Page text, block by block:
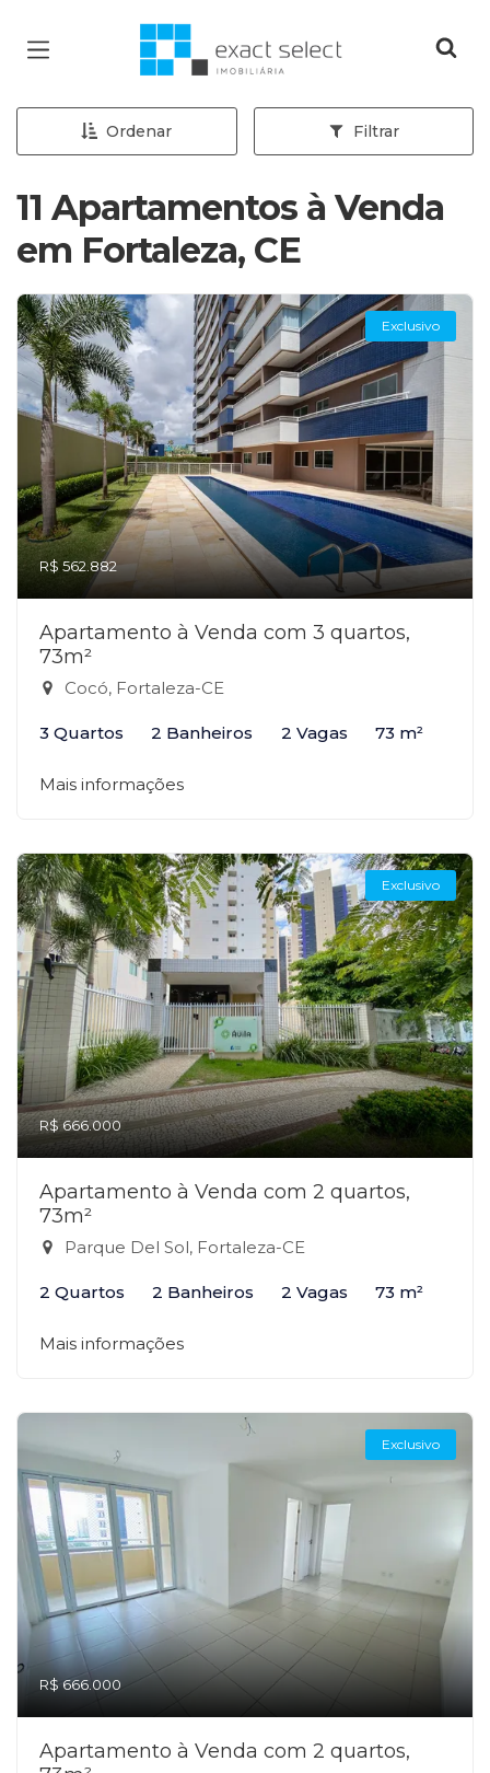
Página inicial
Ordenar Filtrar
11 Apartamentos à Venda
em Fortaleza, CE
Exclusivo
R$ 562.882
Apartamento à Venda com 3 quartos,
73m²
Cocó, Fortaleza-CE
3 Quartos 2 Banheiros 2 Vagas 73 m²
Mais informações
Exclusivo
R$ 666.000
Apartamento à Venda com 2 quartos,
73m²
Parque Del Sol, Fortaleza-CE
2 Quartos 2 Banheiros 2 Vagas 73 m²
Mais informações
Exclusivo
R$ 666.000
Apartamento à Venda com 2 quartos,